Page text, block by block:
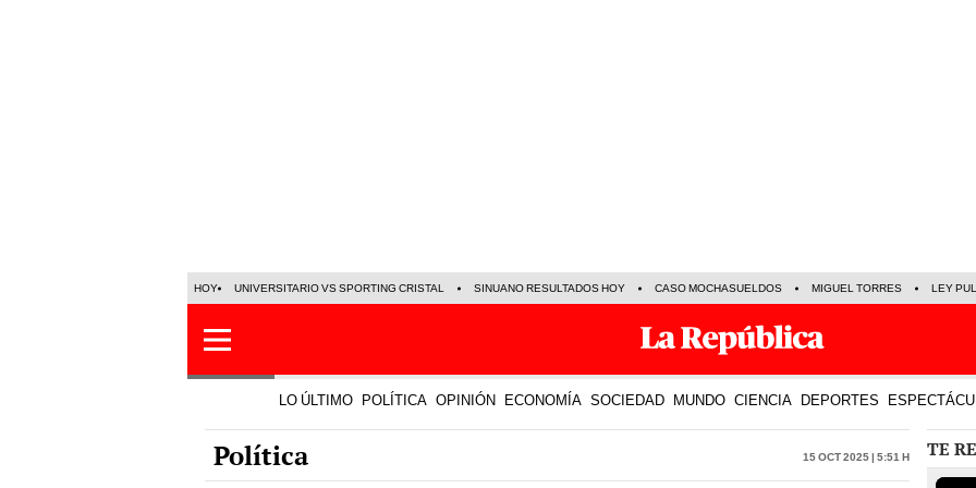
HOY UNIVERSITARIO VS SPORTING CRISTAL SINUANO RESULTADOS HOY CASO MOCHASUELDOS MIGUEL TORRES LEY
LO ÚLTIMO POLÍTICA OPINIÓN ECONOMÍA SOCIEDAD MUNDO CIENCIA DEPORTES
Política 15 Oct 2025 | 5:51 h TE